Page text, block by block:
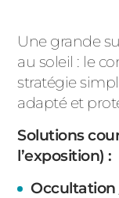
Une grande
au soleil : le
stratégie
adapté et
Solutions
l’exposition) :